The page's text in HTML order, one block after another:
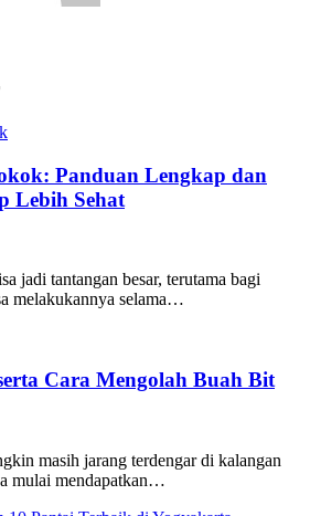
Panduan Lengkap dan
Lebih Sehat
jadi tantangan besar, terutama bagi
melakukannya selama…
Cara Mengolah Buah Bit
masih jarang terdengar di kalangan
mulai mendapatkan…